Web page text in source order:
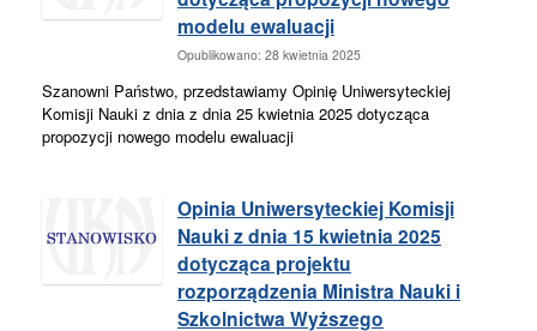
modelu ewaluacji
Opublikowano: 28 kwietnia 2025
Szanowni Państwo, przedstawiamy Opinię Uniwersyteckiej
Komisji Nauki z dnia z dnia 25 kwietnia 2025 dotycząca
propozycji nowego modelu ewaluacji
Opinia Uniwersyteckiej Komisji
Nauki z dnia 15 kwietnia 2025
dotycząca projektu
rozporządzenia Ministra Nauki i
Szkolnictwa Wyższego